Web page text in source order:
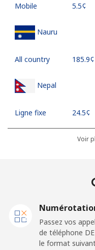
Mobile ⁦5.5¢⁩
Nauru
All country ⁦185.9¢⁩
Nepal
Ligne fixe ⁦24.5¢⁩
⁦26.9¢⁩
⁦22.5¢⁩
Voir
Passez vos
de téléphone
le format